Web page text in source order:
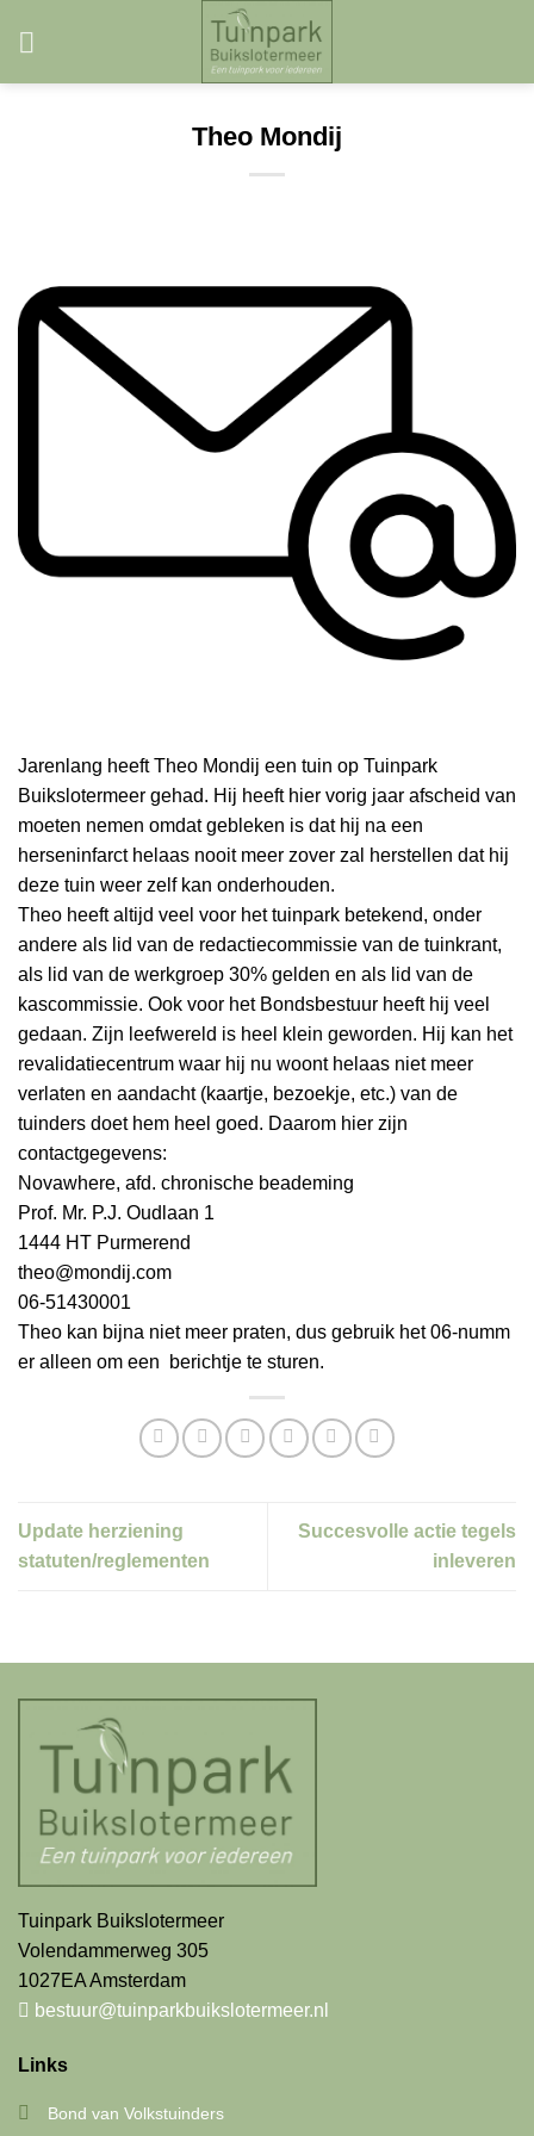
Theo Mondij
Jarenlang heeft Theo Mondij een tuin op Tuinpark
Buikslotermeer gehad. Hij heeft hier vorig jaar afscheid van
moeten nemen omdat gebleken is dat hij na een
herseninfarct helaas nooit meer zover zal herstellen dat hij
deze tuin weer zelf kan onderhouden.
Theo heeft altijd veel voor het tuinpark betekend, onder
andere als lid van de redactiecommissie van de tuinkrant,
als lid van de werkgroep 30% gelden en als lid van de
kascommissie. Ook voor het Bondsbestuur heeft hij veel
gedaan. Zijn leefwereld is heel klein geworden. Hij kan het
revalidatiecentrum waar hij nu woont helaas niet meer
verlaten en aandacht (kaartje, bezoekje, etc.) van de
tuinders doet hem heel goed. Daarom hier zijn
contactgegevens:
Novawhere, afd. chronische beademing
Prof. Mr. P.J. Oudlaan 1
1444 HT Purmerend
theo@mondij.com
06-51430001
Theo kan bijna niet meer praten, dus gebruik het 06-numm
er alleen om een berichtje te sturen.
Update herziening
statuten/reglementen
Succesvolle actie tegels
inleveren
Tuinpark Buikslotermeer
Volendammerweg 305
1027EA Amsterdam
bestuur@tuinparkbuikslotermeer.nl
Links
Bond van Volkstuinders